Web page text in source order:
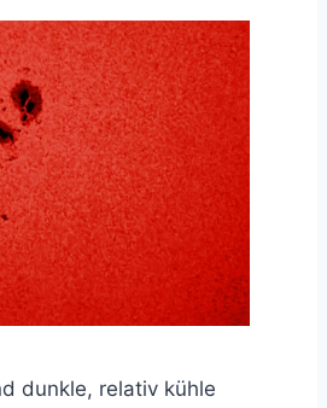
dunkle, relativ kühle